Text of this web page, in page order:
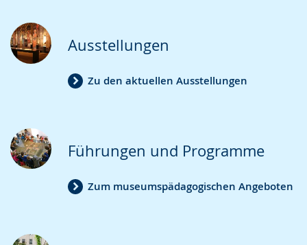
Ausstellungen
Zu den aktuellen Ausstellungen
Führungen und Programme
Zum museumspädagogischen Angeboten